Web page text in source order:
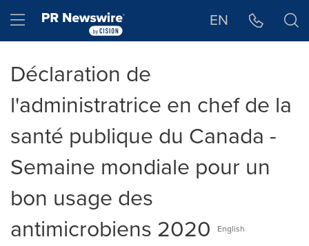
Hamburger menu EN
Déclaration de
l'administratrice en chef de la
santé publique du Canada -
Semaine mondiale pour un
bon usage des
antimicrobiens 2020
English